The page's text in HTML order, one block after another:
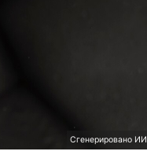
Сгенерировано ИИ